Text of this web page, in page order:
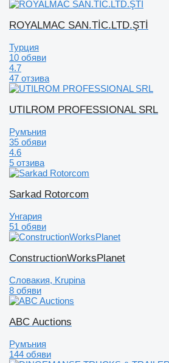
ROYALMAC SAN.TİC.LTD.ŞTİ
Турция
10 обяви
4.7
47 отзива
UTILROM PROFESSIONAL SRL
Румъния
35 обяви
4.6
5 отзива
Sarkad Rotorcom
Унгария
51 обяви
ConstructionWorksPlanet
Словакия, Krupina
8 обяви
ABC Auctions
Румъния
144 обяви